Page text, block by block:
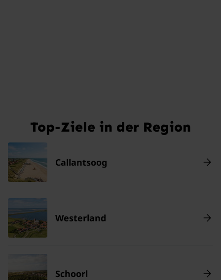
Top-Ziele in der Region
Callantsoog
Westerland
Schoorl